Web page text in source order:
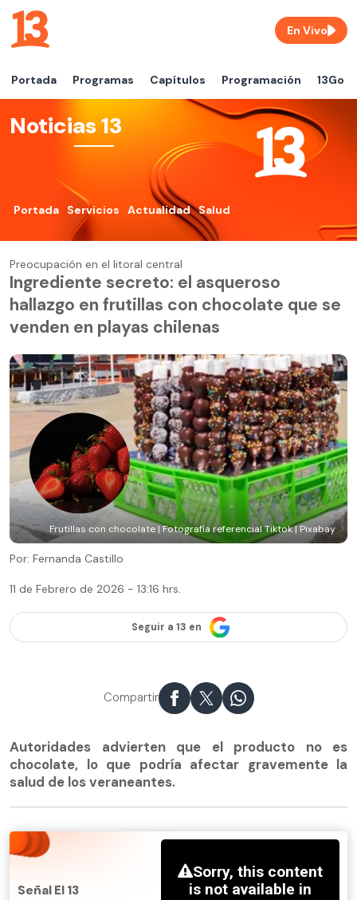
Portada Programas Capítulos Programación 13Go
En Vivo
Noticias 13
Portada Servicios Actualidad Salud
Preocupación en el litoral central
Ingrediente secreto: el asqueroso
hallazgo en frutillas con chocolate que se
venden en playas chilenas
Frutillas con chocolate | Fotografía referencial Tiktok | Pixabay
Por: Fernanda Castillo
11 de Febrero de 2026 - 13:16 hrs.
Seguir a 13 en
Compartir
Autoridades advierten que el producto no es
chocolate, lo que podría afectar gravemente la
salud de los veraneantes.
Señal El 13